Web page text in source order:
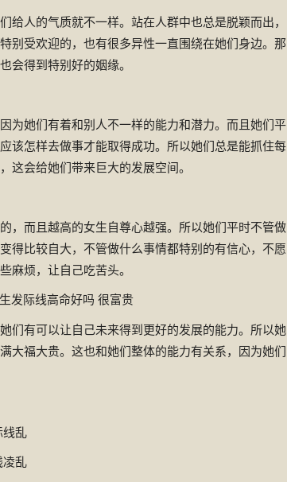
人的气质就不一样。站在人群中也总是脱颖而出，
别受欢迎的，也有很多异性一直围绕在她们身边。那
会得到特别好的姻缘。
她们有着和别人不一样的能力和潜力。而且她们平
该怎样去做事才能取得成功。所以她们总是能抓住每
这会给她们带来巨大的发展空间。
而且越高的女生自尊心越强。所以她们平时不管做
得比较自大，不管做什么事情都特别的有信心，不愿
麻烦，让自己吃苦头。
有可以让自己未来得到更好的发展的能力。所以她
大福大贵。这也和她们整体的能力有关系，因为她们
乱
乱